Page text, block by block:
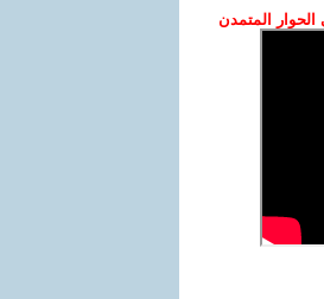
المتمدن